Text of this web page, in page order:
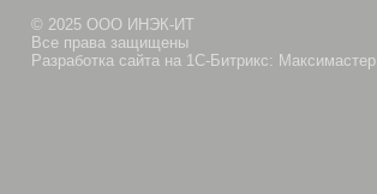
© 2025 ООО ИНЭК-ИТ
Все права защищены
Разработка сайта на 1С-Битрикс: Максимастер